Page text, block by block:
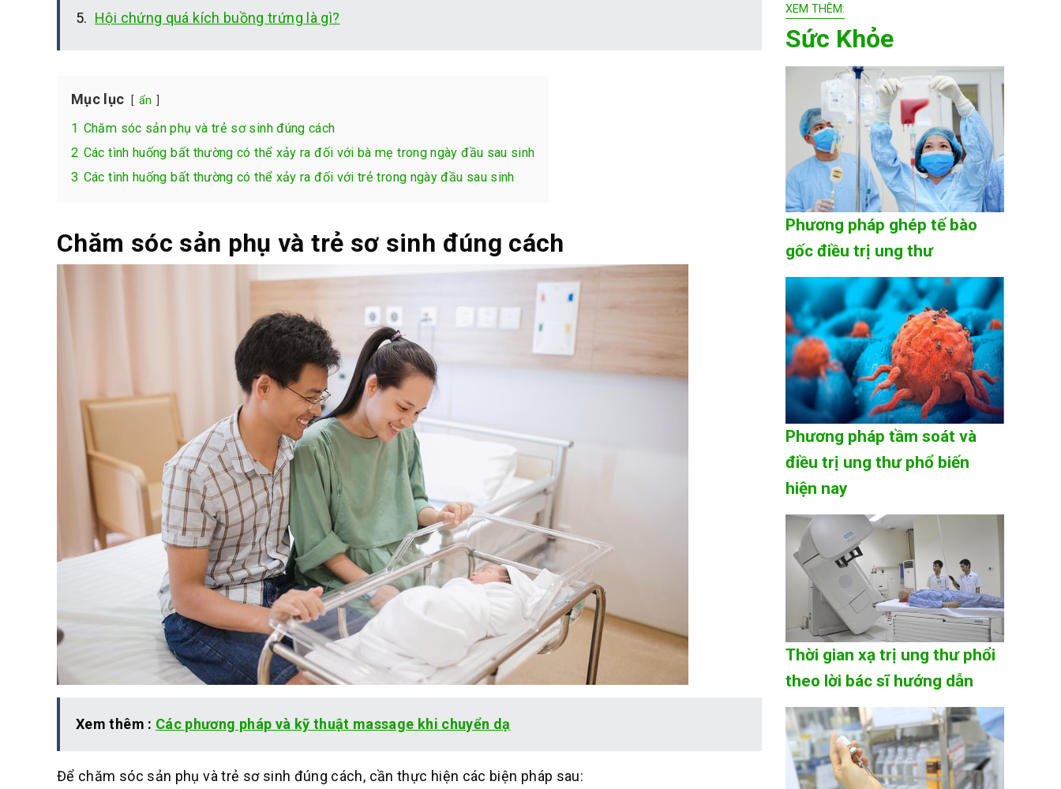
Hội chứng quá kích buồng trứng là gì?
Mục lục ẩn
1 Chăm sóc sản phụ và trẻ sơ sinh đúng cách
2 Các tình huống bất thường có thể xảy ra đối với bà mẹ trong ngày đầu sau sinh
3 Các tình huống bất thường có thể xảy ra đối với trẻ trong ngày đầu sau sinh
Chăm sóc sản phụ và trẻ sơ sinh đúng cách
Xem thêm : Các phương pháp và kỹ thuật massage khi chuyển dạ
Để chăm sóc sản phụ và trẻ sơ sinh đúng cách, cần thực hiện các biện pháp sau:
XEM THÊM:
Sức Khỏe
Phương pháp ghép tế bào
gốc điều trị ung thư
Phương pháp tầm soát và
điều trị ung thư phổ biến
hiện nay
Thời gian xạ trị ung thư phổi
theo lời bác sĩ hướng dẫn